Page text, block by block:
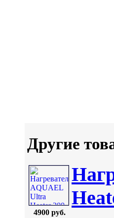
Другие
4900 руб.